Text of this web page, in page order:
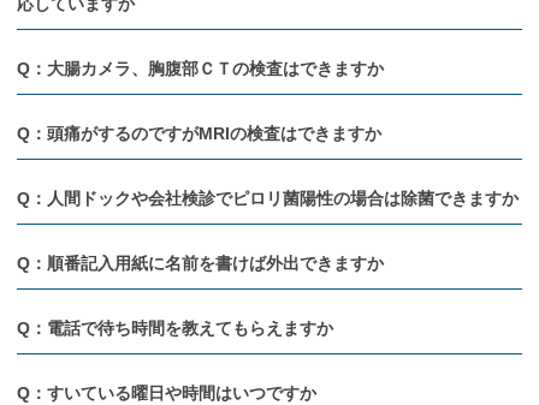
Q：大腸カメラ、胸腹部ＣＴの検査はできますか
Q：頭痛がするのですがMRIの検査はできますか
Q：人間ドックや会社検診でピロリ菌陽性の場合は除菌できますか
Q：順番記入用紙に名前を書けば外出できますか
Q：電話で待ち時間を教えてもらえますか
Q：すいている曜日や時間はいつですか